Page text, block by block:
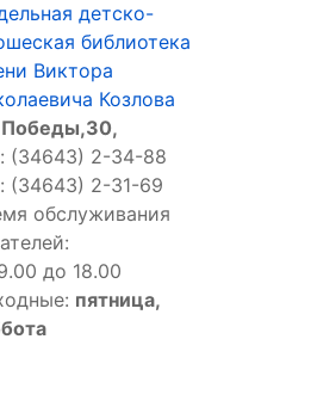
детско-
библиотека
Виктора
Козлова
Победы,30,
(34643) 2-34-88
(34643) 2-31-69
обслуживания
до 18.00
пятница,